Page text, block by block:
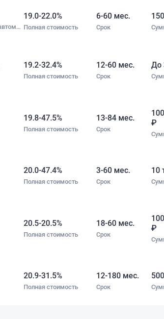
Универсальный кредит (под залог автомобиля)
19.0-22.0%
Полная стоимость
6-60 мес.
Срок
19.2-32.4%
Полная стоимость
12-60 мес.
Срок
До
19.8-47.5%
Полная стоимость
13-84 мес.
Срок
₽
20.0-47.4%
Полная стоимость
3-60 мес.
Срок
10
20.5-20.5%
Полная стоимость
18-60 мес.
Срок
₽
20.9-31.5%
Полная стоимость
12-180 мес.
Срок